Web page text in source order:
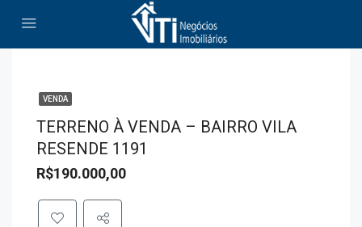
VENDA
TERRENO À VENDA – BAIRRO VILA
RESENDE 1191
R$190.000,00